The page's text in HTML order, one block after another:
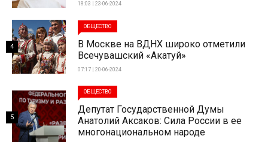
18:03 | 23-06-2024
ОБЩЕСТВО
В Москве на ВДНХ широко отметили
Всечувашский «Акатуй»
07:17 | 20-06-2024
4
ОБЩЕСТВО
Депутат Государственной Думы
Анатолий Аксаков: Сила России в ее
многонациональном народе
5